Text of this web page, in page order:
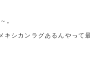
。
キシカンラグあるんやって